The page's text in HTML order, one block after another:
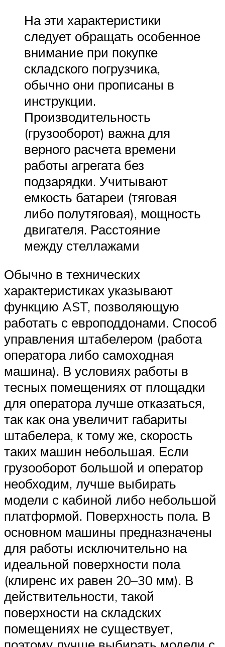
На эти характеристики
следует обращать особенное
внимание при покупке
складского погрузчика,
обычно они прописаны в
инструкции.
Производительность
(грузооборот) важна для
верного расчета времени
работы агрегата без
подзарядки. Учитывают
емкость батареи (тяговая
либо полутяговая), мощность
двигателя. Расстояние
между стеллажами
Обычно в технических
характеристиках указывают
функцию AST, позволяющую
работать с европоддонами. Способ
управления штабелером (работа
оператора либо самоходная
машина). В условиях работы в
тесных помещениях от площадки
для оператора лучше отказаться,
так как она увеличит габариты
штабелера, к тому же, скорость
таких машин небольшая. Если
грузооборот большой и оператор
необходим, лучше выбирать
модели с кабиной либо небольшой
платформой. Поверхность пола. В
основном машины предназначены
для работы исключительно на
идеальной поверхности пола
(клиренс их равен 20–30 мм). В
действительности, такой
поверхности на складских
помещениях не существует,